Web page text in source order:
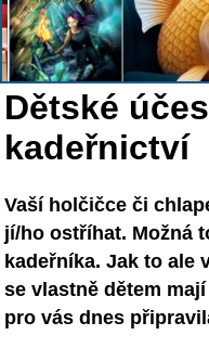
Dětské
kadeřnictví
Vaší holčičce či
jí/ho ostříhat. Možná
kadeřníka. Jak to ale
se vlastně dětem
pro vás dnes